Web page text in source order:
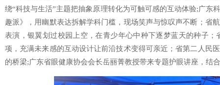
绕“科技与生活”主题把抽象原理转化为可触可感的互动体验;广东
趣派》，用幽默表达拆解学科门槛，现场笑声与惊叹声不断；省
表演，银翼划过校园上空，在青少年心中种下逐梦蓝天的种子
项，充满未来感的互动设计让前沿技术变得可亲近；省第二人民
的桥梁;广东省眼健康协会会长岳丽菁教授带来专题护眼讲座，结